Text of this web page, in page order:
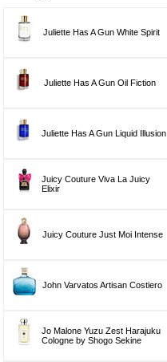
Juliette Has A Gun White Spirit
Juliette Has A Gun Oil Fiction
Juliette Has A Gun Liquid Illusion
Juicy Couture Viva La Juicy
Elixir
Juicy Couture Just Moi Intense
John Varvatos Artisan Costiero
Jo Malone Yuzu Zest Harajuku
Cologne by Shogo Sekine